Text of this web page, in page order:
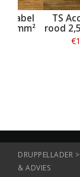
TS Accukabel
zwart
per meter
DRUPPELLADER
& ADVIES